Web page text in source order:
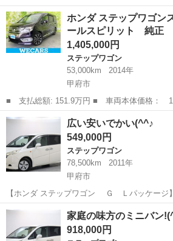
https://www.otoron.jp/lists/detail?carno=041010 ☆★☆リピーター様
定キャンペーン実施中...
山梨 甲府市 ステップワゴン オト
ホンダ ステップワゴン
ールスピリット 純
1,405,000円
ステップワゴン
53,000km
2014年
甲府市
■ 支払総額: 151.9万円 ■ 車両本体価格： 1,405,000 円 ■ メーカ
ー名： ホンダ ■ 車種名： ステップワゴン
名： スパーダＺクールスピリット 純正 ９
リップダ...
山梨 甲府市 ステップワゴン
広い安いでかい(^^♪
549,000円
ステップワゴン
78,500km
2011年
甲府市
【ホンダ ステップワゴン Ｇ Ｌパッケージ】 車輛詳細URL
https://www.otoron.jp/lists/detail?carno=040482 ☆★☆リピーター様
定キャンペーン実施中☆...
山梨 甲府市 ステップワゴン
家庭の味方のミニバン
918,000円